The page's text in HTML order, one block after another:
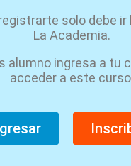
solo debe ir
La Academia.
alumno ingresa a tu
acceder a este